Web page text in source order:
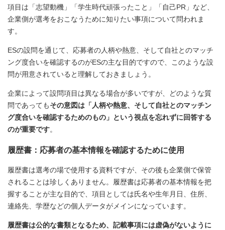
項目は「志望動機」「学生時代頑張ったこと」「自己PR」など、
企業側が選考をおこなうために知りたい事項について問われま
す。
ESの設問を通じて、応募者の人柄や熱意、そして自社とのマッチ
ング度合いを確認するのがESの主な目的ですので、このような設
問が用意されていると理解しておきましょう。
企業によって設問項目は異なる場合が多いですが、どのような質
問であってもその意図は「人柄や熱意、そして自社とのマッチン
グ度合いを確認するためのもの」という視点を忘れずに回答する
のが重要です。
履歴書：応募者の基本情報を確認するために使用
履歴書は選考の場で使用する資料ですが、その後も企業側で保管
されることは珍しくありません。履歴書は応募者の基本情報を把
握することが主な目的で、項目としては氏名や生年月日、住所、
連絡先、学歴などの個人データがメインになっています。
履歴書は公的な書類となるため、記載事項には虚偽がないように